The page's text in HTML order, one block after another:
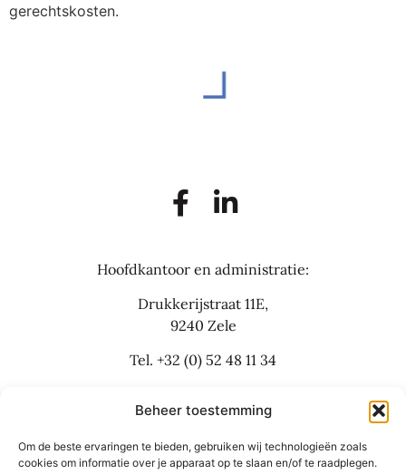
Beheer toestemming
Om de beste ervaringen te bieden, gebruiken wij technologieën zoals
cookies om informatie over je apparaat op te slaan en/of te raadplegen.
gerechtskosten.
Hoofdkantoor en administratie:
Drukkerijstraat 11E,
9240 Zele
Tel. +32 (0) 52 48 11 34
Bijkantoor: